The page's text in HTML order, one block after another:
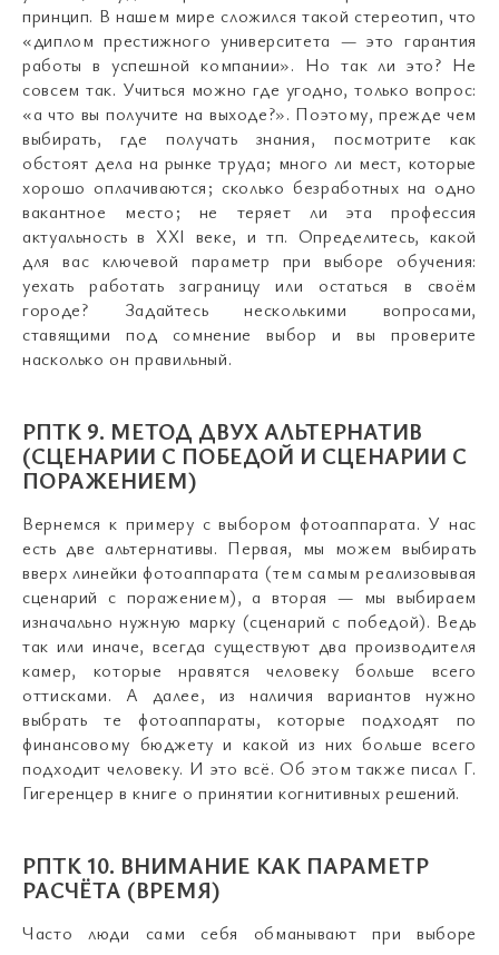
принцип. В нашем мире сложился такой стереотип, что
«диплом престижного университета — это гарантия
работы в успешной компании». Но так ли это? Не
совсем так. Учиться можно где угодно, только вопрос:
«а что вы получите на выходе?». Поэтому, прежде чем
выбирать, где получать знания, посмотрите как
обстоят дела на рынке труда; много ли мест, которые
хорошо оплачиваются; сколько безработных на одно
вакантное место; не теряет ли эта профессия
актуальность в XXI веке, и тп. Определитесь, какой
для вас ключевой параметр при выборе обучения:
уехать работать заграницу или остаться в своём
городе? Задайтесь несколькими вопросами,
ставящими под сомнение выбор и вы проверите
насколько он правильный.
РПТК 9. МЕТОД ДВУХ АЛЬТЕРНАТИВ
(СЦЕНАРИИ С ПОБЕДОЙ И СЦЕНАРИИ С
ПОРАЖЕНИЕМ)
Вернемся к примеру с выбором фотоаппарата. У нас
есть две альтернативы. Первая, мы можем выбирать
вверх линейки фотоаппарата (тем самым реализовывая
сценарий с поражением), а вторая — мы выбираем
изначально нужную марку (сценарий с победой). Ведь
так или иначе, всегда существуют два производителя
камер, которые нравятся человеку больше всего
оттисками. А далее, из наличия вариантов нужно
выбрать те фотоаппараты, которые подходят по
финансовому бюджету и какой из них больше всего
подходит человеку. И это всё. Об этом также писал Г.
Гигеренцер в книге о принятии когнитивных решений.
РПТК 10. ВНИМАНИЕ КАК ПАРАМЕТР
РАСЧЁТА (ВРЕМЯ)
Часто люди сами себя обманывают при выборе